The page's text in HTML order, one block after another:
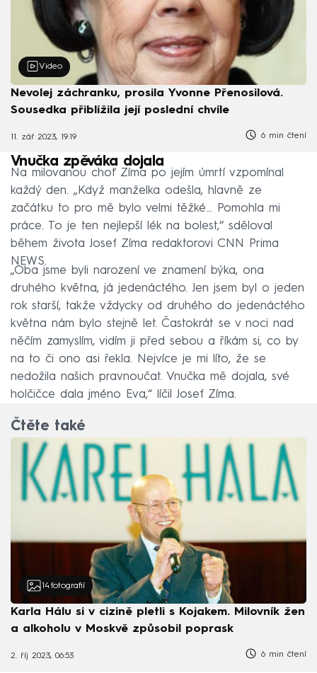
Video
Nevolej záchranku, prosila Yvonne Přenosilová.
Sousedka přiblížila její poslední chvíle
11. zář 2023, 19:19 6 min čtení
Vnučka zpěváka dojala
Na milovanou choť Zíma po jejím úmrtí vzpomínal
každý den. „Když manželka odešla, hlavně ze
začátku to pro mě bylo velmi těžké... Pomohla mi
práce. To je ten nejlepší lék na bolest,“ sděloval
během života Josef Zíma redaktorovi CNN Prima
NEWS.
„Oba jsme byli narození ve znamení býka, ona
druhého května, já jedenáctého. Jen jsem byl o jeden
rok starší, takže vždycky od druhého do jedenáctého
května nám bylo stejně let. Častokrát se v noci nad
něčím zamyslím, vidím ji před sebou a říkám si, co by
na to či ono asi řekla. Nejvíce je mi líto, že se
nedožila našich pravnoučat. Vnučka mě dojala, své
holčičce dala jméno Eva,“ líčil Josef Zíma.
Čtěte také
14 fotografií
Karla Hálu si v cizině pletli s Kojakem. Milovník žen
a alkoholu v Moskvě způsobil poprask
2. říj 2023, 06:53 6 min čtení